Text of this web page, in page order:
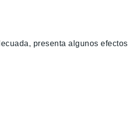
presenta algunos efectos